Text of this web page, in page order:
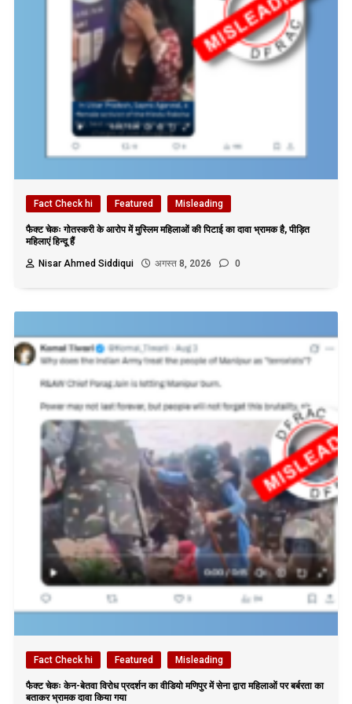
Fact Check hi Featured Misleading
फैक्ट चेकः गोतस्करी के आरोप में मुस्लिम महिलाओं की पिटाई का दावा भ्रामक है, पीड़ित
महिलाएं हिन्दू हैं
Nisar Ahmed Siddiqui
अगस्त 8, 2026 0
Fact Check hi Featured Misleading
फैक्ट चेकः केन-बेतवा विरोध प्रदर्शन का वीडियो मणिपुर में सेना द्वारा महिलाओं पर बर्बरता का
बताकर भ्रामक दावा किया गया